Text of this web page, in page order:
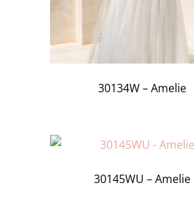
30134W – Amelie
30145WU – Amelie